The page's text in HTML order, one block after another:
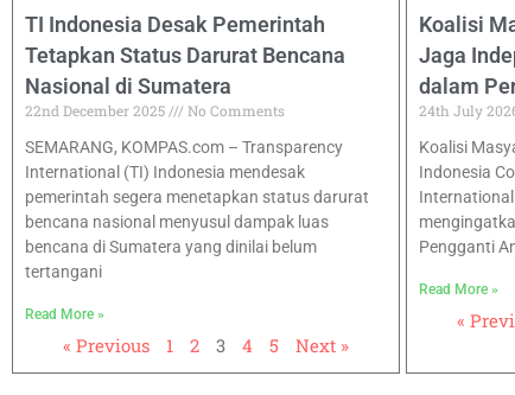
TI Indonesia Desak Pemerintah
Tetapkan Status Darurat Bencana
Nasional di Sumatera
22nd December 2025
No Comments
SEMARANG, KOMPAS.com – Transparency
International (TI) Indonesia mendesak
pemerintah segera menetapkan status darurat
bencana nasional menyusul dampak luas
bencana di Sumatera yang dinilai belum
tertangani
Read More »
« Previous 1 2 3 4 5 Next »
Koalisi
Jaga
dalam
24th July
Koalisi
Indonesia
International
Pengganti
Read More »
«